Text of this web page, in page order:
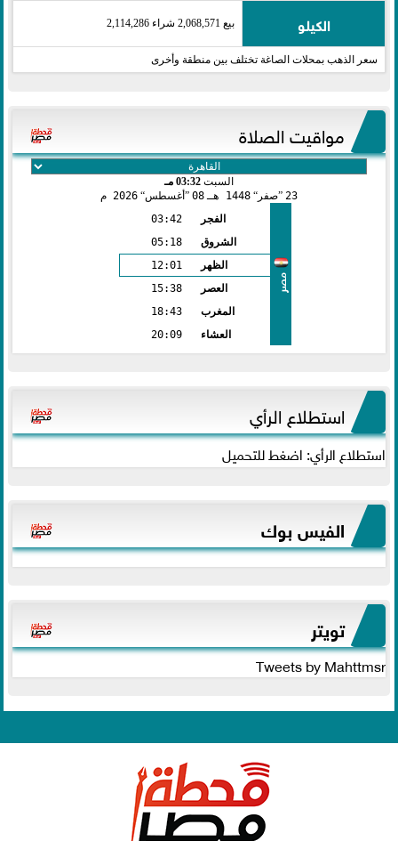
الكيلو بيع 2,068,571 شراء 2,114,286
سعر الذهب بمحلات الصاغة تختلف بين منطقة وأخرى
مواقيت الصلاة
السبت 03:32 مـ
23
صفر 1448 هـ 08 أغسطس 2026 م
مصر
الفجر
03:42
الشروق
05:18
الظهر
12:01
العصر
15:38
المغرب
18:43
العشاء
20:09
استطلاع الرأي
استطلاع الرأي: اضغط للتحميل
الفيس بوك
تويتر
Tweets by Mahttmsr